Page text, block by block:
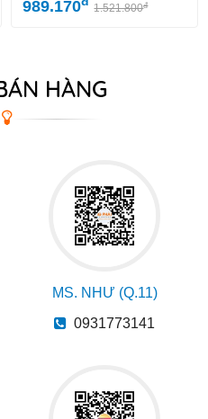
989.170 1.521.800đ
HÀNG
MS. NHƯ (Q.11)
0931773141